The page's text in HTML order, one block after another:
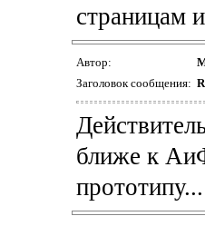
страницам
Автор:
Заголовок сообщения:
ближе к
прототипу...